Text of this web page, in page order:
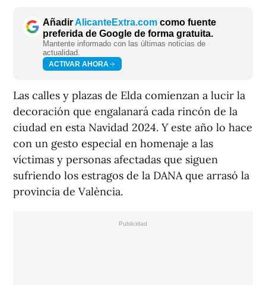
AñadirAlicanteExtra.com como fuente
preferida de Google de forma gratuita.
Mantente informado con las últimas noticias de
actualidad.
ACTIVAR AHORA
Las calles y plazas de Elda comienzan a lucir la
decoración que engalanará cada rincón de la
ciudad en esta Navidad 2024. Y este año lo hace
con un gesto especial en homenaje a las
víctimas y personas afectadas que siguen
sufriendo los estragos de la DANA que arrasó la
provincia de València.